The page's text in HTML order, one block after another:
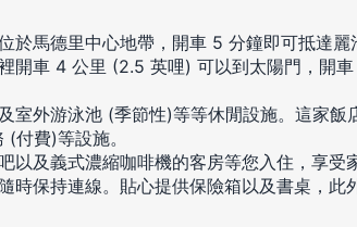
於馬德里中心地帶，開車 5 分鐘即可抵達
開車 4 公里 (2.5 英哩) 可以到太陽門，開
室外游泳池 (季節性)等等休閒設施。這家飯
付費)等設施。
以及義式濃縮咖啡機的客房等您入住，享受
時保持連線。貼心提供保險箱以及書桌，此